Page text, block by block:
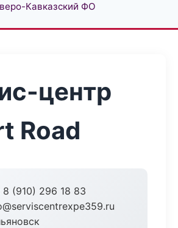
Кавказский ФО
центр
Road
8 (910) 296 18 83